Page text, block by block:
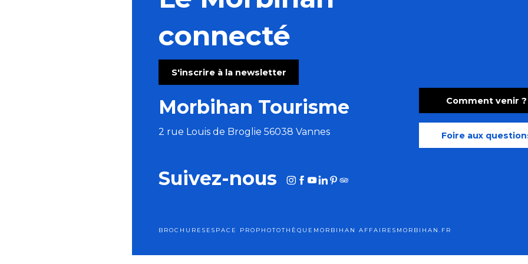
Atelier créatif - linogravure sur textile
Conférence de Morgan Lazartigues : Louis de Frotté et la chouannerie normande
Concert de musique baroque au Château de Loyat
Puces de Mer - Vide grenier des Marins
Soirée Karaoké Pédalé avec "La Karacyclette"
connecté
S'inscrire à la newsletter
Morbihan Tourisme
2 rue Louis de Broglie 56038 Vannes
Comment venir ?
Foire aux
Suivez-nous
BROCHURES ESPACE PRO PHOTOTHÈQUE MORBIHAN AFFAIRES MORBIHAN.FR